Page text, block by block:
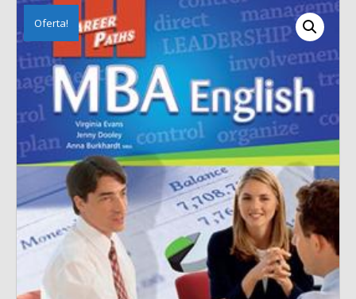
Oferta!